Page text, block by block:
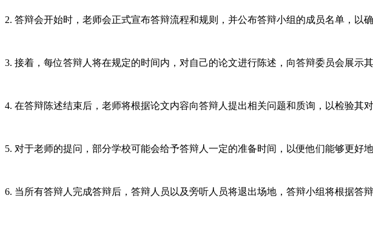
2. 答辩会开始时，老师会正式宣布答辩流程和规则，并公布答辩小组的成员名单，以
3. 接着，每位答辩人将在规定的时间内，对自己的论文进行陈述，向答辩委员会展示其
4. 在答辩陈述结束后，老师将根据论文内容向答辩人提出相关问题和质询，以检验其
5. 对于老师的提问，部分学校可能会给予答辩人一定的准备时间，以便他们能够更好
6. 当所有答辩人完成答辩后，答辩人员以及旁听人员将退出场地，答辩小组将根据答